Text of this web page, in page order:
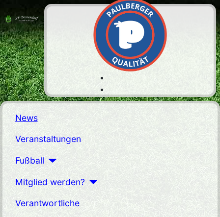
News
Veranstaltungen
Fußball
Mitglied werden?
Verantwortliche